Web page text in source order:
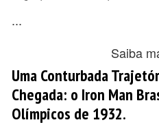
...
Saiba
Uma Conturbada
Chegada: o Iron Man
Olímpicos de 1932.